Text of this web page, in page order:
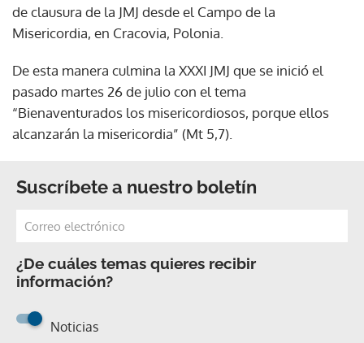
de clausura de la JMJ desde el Campo de la
Misericordia, en Cracovia, Polonia.
De esta manera culmina la XXXI JMJ que se inició el
pasado martes 26 de julio con el tema
“Bienaventurados los misericordiosos, porque ellos
alcanzarán la misericordia” (Mt 5,7).
Suscríbete a nuestro boletín
¿De cuáles temas quieres recibir
información?
Noticias